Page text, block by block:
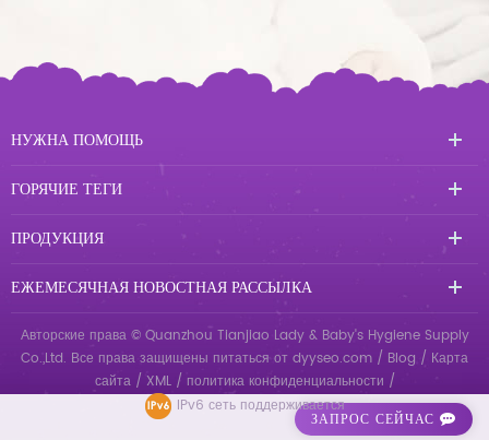
ЗАПРОС СЕЙЧАС
НУЖНА ПОМОЩЬ
ГОРЯЧИЕ ТЕГИ
ПРОДУКЦИЯ
ЕЖЕМЕСЯЧНАЯ НОВОСТНАЯ РАССЫЛКА
Авторские права © Quanzhou Tianjiao Lady & Baby's Hygiene Supply
Co.,Ltd. Все права защищены питаться от dyyseo.com / Blog / Карта
сайта/ XML/ политика конфиденциальности /
IPv6 сеть поддерживается